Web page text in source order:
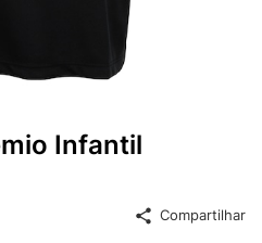
Infantil
Compartilhar